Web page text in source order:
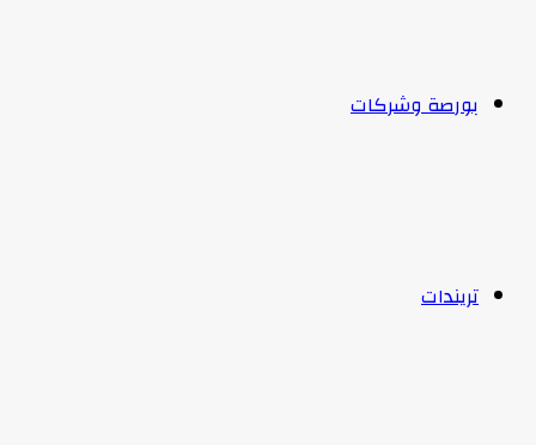
بورصة وشركات
تريندات